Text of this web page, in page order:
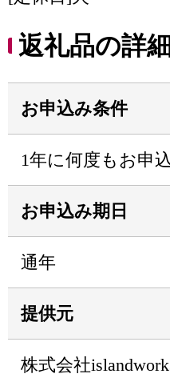
返礼品の詳細
お申込み条件
1年に何度もお申
お申込み期日
通年
提供元
株式会社